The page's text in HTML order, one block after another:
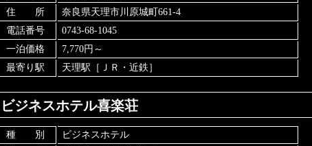
住 所
奈良県天理市川原城町661-4
電話番号
0743-68-1045
一泊価格
7,770円～
最寄り駅
天理駅［ＪＲ・近鉄］
ビジネスホテル喜楽荘
種 別
ビジネスホテル